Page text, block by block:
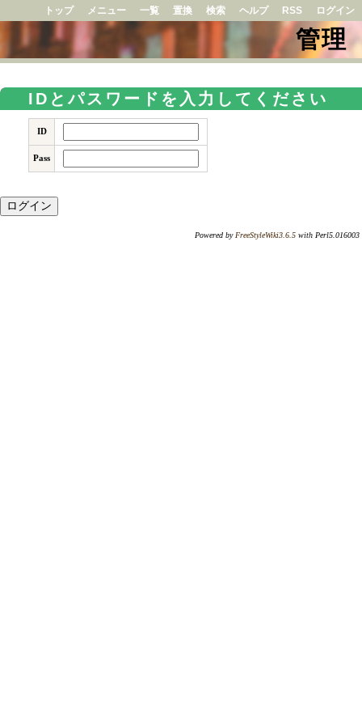
トップ メニュー 一覧 置換 検索 ヘルプ RSS ログイン
管理
IDとパスワードを入力してください
ID
Pass
Powered by FreeStyleWiki3.6.5 with Perl5.016003